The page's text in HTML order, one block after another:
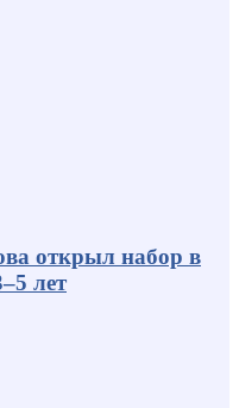
открыл набор в
лет